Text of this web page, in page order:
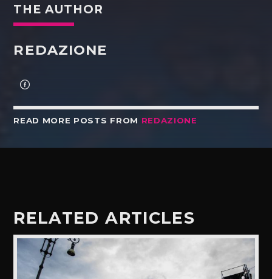
THE AUTHOR
REDAZIONE
READ MORE POSTS FROM REDAZIONE
RELATED ARTICLES